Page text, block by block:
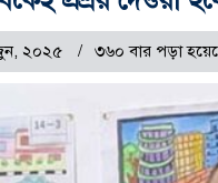
২০২৫ ৩৬০ বার পড়া